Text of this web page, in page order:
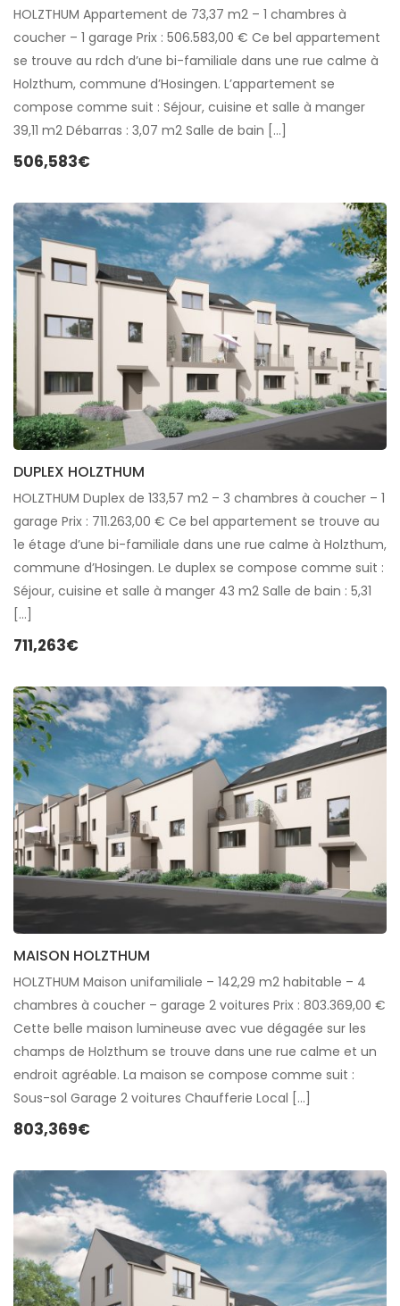
HOLZTHUM Appartement de 73,37 m2 – 1 chambres à
coucher – 1 garage Prix : 506.583,00 € Ce bel appartement
se trouve au rdch d’une bi-familiale dans une rue calme à
Holzthum, commune d’Hosingen. L’appartement se
compose comme suit : Séjour, cuisine et salle à manger
39,11 m2 Débarras : 3,07 m2 Salle de bain […]
506,583€
DUPLEX HOLZTHUM
HOLZTHUM Duplex de 133,57 m2 – 3 chambres à coucher – 1
garage Prix : 711.263,00 € Ce bel appartement se trouve au
1e étage d’une bi-familiale dans une rue calme à Holzthum,
commune d’Hosingen. Le duplex se compose comme suit :
Séjour, cuisine et salle à manger 43 m2 Salle de bain : 5,31
[…]
711,263€
MAISON HOLZTHUM
HOLZTHUM Maison unifamiliale – 142,29 m2 habitable – 4
chambres à coucher – garage 2 voitures Prix : 803.369,00 €
Cette belle maison lumineuse avec vue dégagée sur les
champs de Holzthum se trouve dans une rue calme et un
endroit agréable. La maison se compose comme suit :
Sous-sol Garage 2 voitures Chaufferie Local […]
803,369€